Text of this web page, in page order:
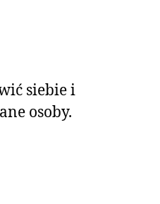
siebie i
osoby.